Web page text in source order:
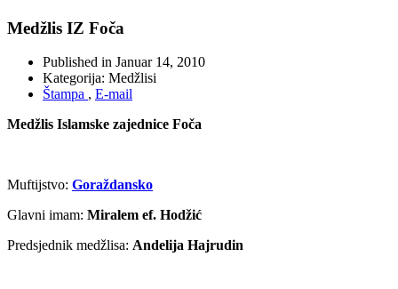
Medžlis IZ Foča
Published in Januar 14, 2010
Kategorija: Medžlisi
Štampa , E-mail
Medžlis Islamske zajednice Foča
Muftijstvo: Goraždansko
Glavni imam: Miralem ef. Hodžić
Predsjednik medžlisa: Andelija Hajrudin